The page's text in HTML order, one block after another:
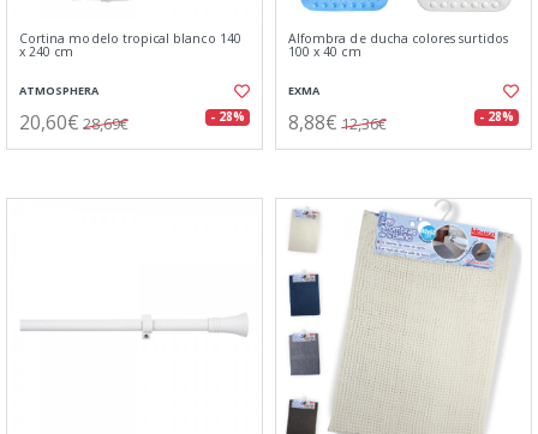
Cortina modelo tropical blanco 140
x 240 cm
ATMOSPHERA
20,60€ 28,69€ - 28%
Alfombra de ducha colores surtidos
100 x 40 cm
EXMA
8,88€ 12,36€ - 28%